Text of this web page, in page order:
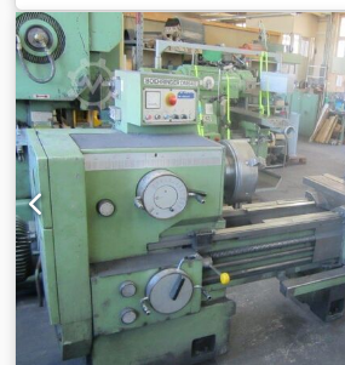
Codpfx Aezhlhaohreha Incl. bril Incl.